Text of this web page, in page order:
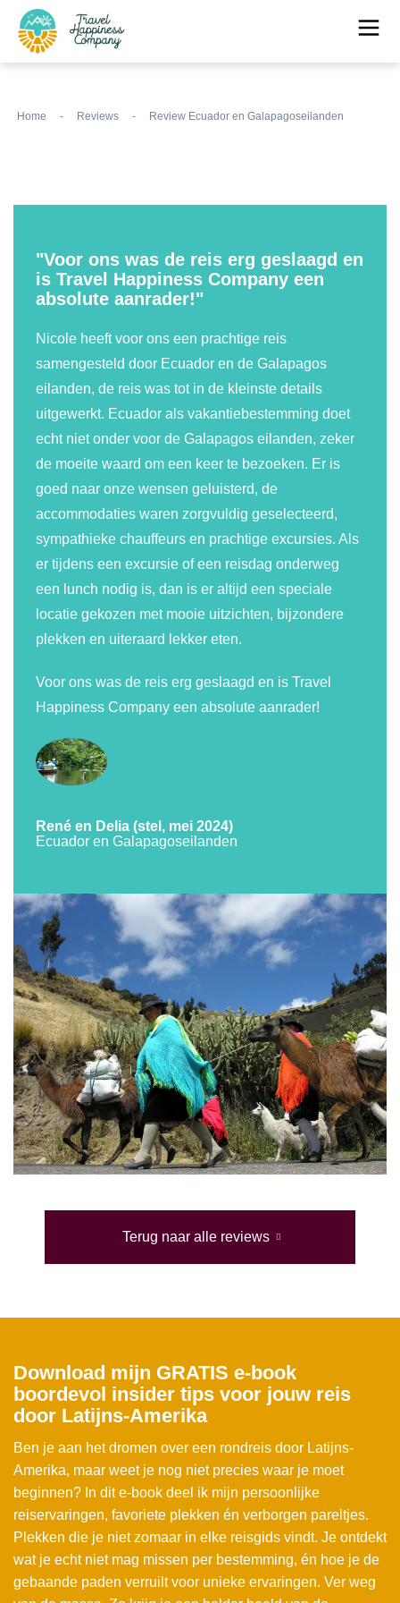
Home - Reviews - Review Ecuador en Galapagoseilanden
"Voor ons was de reis erg geslaagd en
is Travel Happiness Company een
absolute aanrader!"
Nicole heeft voor ons een prachtige reis
samengesteld door Ecuador en de Galapagos
eilanden, de reis was tot in de kleinste details
uitgewerkt. Ecuador als vakantiebestemming doet
echt niet onder voor de Galapagos eilanden, zeker
de moeite waard om een keer te bezoeken. Er is
goed naar onze wensen geluisterd, de
accommodaties waren zorgvuldig geselecteerd,
sympathieke chauffeurs en prachtige excursies. Als
er tijdens een excursie of een reisdag onderweg
een lunch nodig is, dan is er altijd een speciale
locatie gekozen met mooie uitzichten, bijzondere
plekken en uiteraard lekker eten.
Voor ons was de reis erg geslaagd en is Travel
Happiness Company een absolute aanrader!
René en Delia (stel, mei 2024)
Ecuador en Galapagoseilanden
Terug naar alle reviews
Download mijn GRATIS e-book
boordevol insider tips voor jouw reis
door Latijns-Amerika
Ben je aan het dromen over een rondreis door Latijns-
Amerika, maar weet je nog niet precies waar je moet
beginnen? In dit e-book deel ik mijn persoonlijke
reiservaringen, favoriete plekken én verborgen pareltjes.
Plekken die je niet zomaar in elke reisgids vindt. Je ontdekt
wat je echt niet mag missen per bestemming, én hoe je de
gebaande paden verruilt voor unieke ervaringen. Ver weg